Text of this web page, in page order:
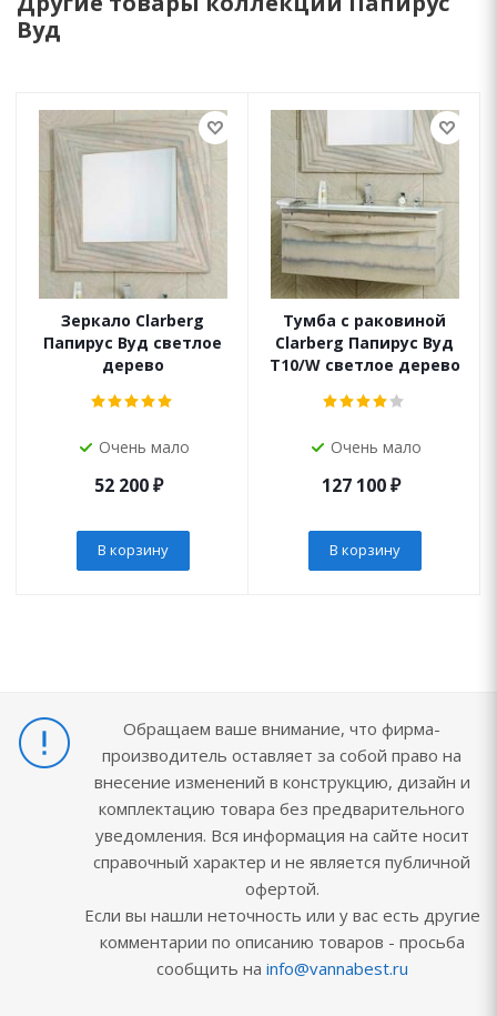
Вуд
Зеркало Clarberg
Папирус Вуд светлое
дерево
Очень мало
52 200₽
В корзину
Тумба с раковиной
Clarberg Папирус Вуд
Т10/W светлое дерево
Очень мало
127 100₽
В корзину
Обращаем ваше внимание, что фирма-
производитель оставляет за собой право на
внесение изменений в конструкцию, дизайн и
комплектацию товара без предварительного
уведомления. Вся информация на сайте носит
справочный характер и не является публичной
офертой.
Если вы нашли неточность или у вас есть другие
комментарии по описанию товаров - просьба
сообщить на info@vannabest.ru